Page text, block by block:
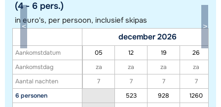
Toon alle accommodaties in dit gebied
exacte locatie kan enigszins afwijken.
(4 - 6 pers.)
in euro's, per persoon, inclusief skipas
Aankomstdatum
Aankomstdag
Aantal nachten
6 personen
december 2026
05 12 19
26
za
za za
za
7
7 7
7
523
928
1260